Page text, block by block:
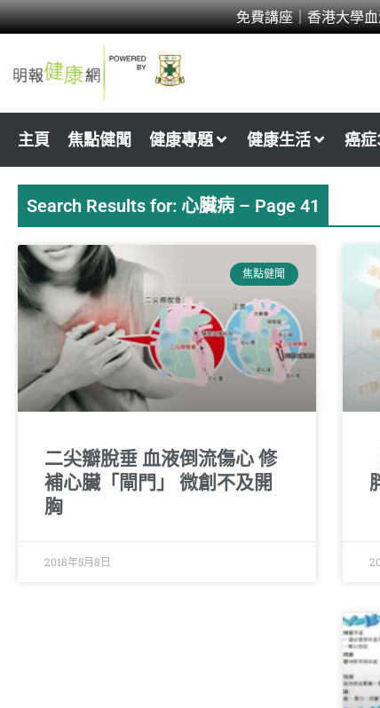
免費講座｜香港大學
Skip
to
content
主頁 焦點健聞 健康專題 健康生活 癌
Search Results for: 心臟病 – Page 41
焦點健聞
二尖瓣脫垂 血液倒流傷心 修
補心臟「閘門」 微創不及開
胸
2018年5月8日
Page